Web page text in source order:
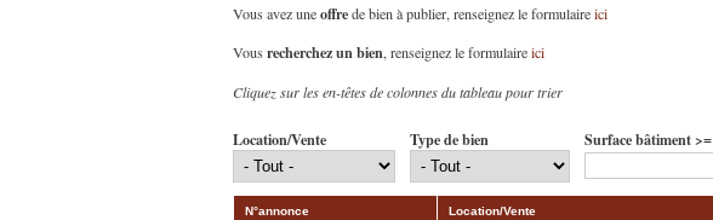
Vous avez uneoffrede bien à publier, renseignez le formulaireici
Vous recherchez un bien, renseignez le formulaireici
Cliquez sur les en-têtes de colonnes du tableau pour trier
Location/Vente Type de bien Surface bâtiment >=
N°annonce Location/Vente